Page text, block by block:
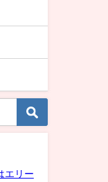
エリー